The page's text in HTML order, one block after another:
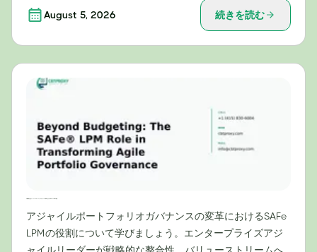
August 5, 2026 続きを読む
アジャイルポートフォリオガバナンスの変革におけるSAFe
LPMの役割について学びましょう。エンタープライズアジ